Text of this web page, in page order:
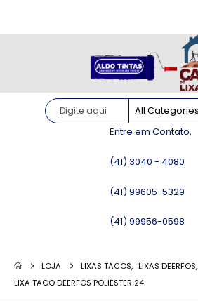
Entre em Contato,
(41) 3040 - 4080
(41) 99605-5329
(41) 99956-0598
LOJA LIXAS TACOS, LIXAS DEERFOS,
LIXA TACO DEERFOS POLIÉSTER 24